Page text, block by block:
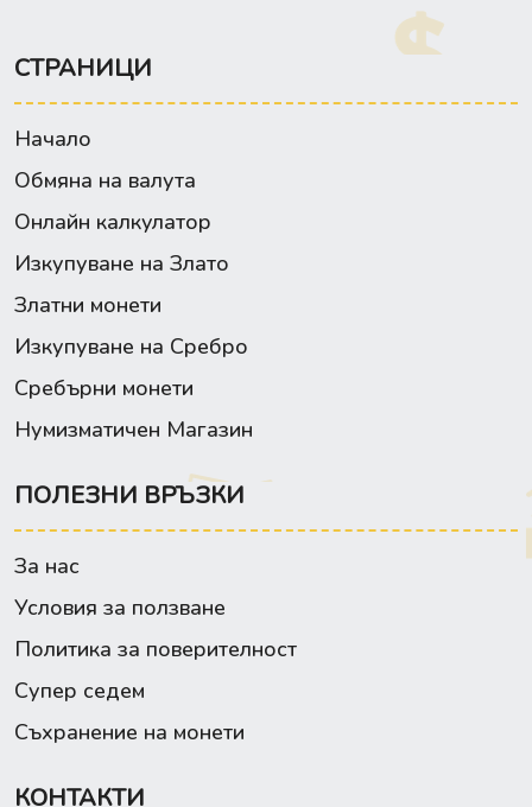
СТРАНИЦИ
Начало
Обмяна на валута
Онлайн калкулатор
Изкупуване на Злато
Златни монети
Изкупуване на Сребро
Сребърни монети
Нумизматичен Магазин
ПОЛЕЗНИ ВРЪЗКИ
За нас
Условия за ползване
Политика за поверителност
Супер седем
Съхранение на монети
КОНТАКТИ